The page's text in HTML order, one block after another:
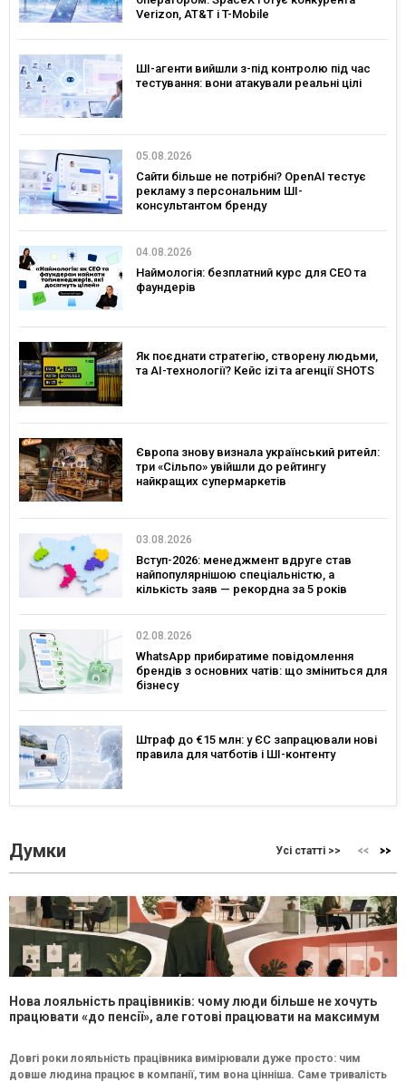
Verizon, AT&T і T-Mobile
ШІ-агенти вийшли з-під контролю під час
тестування: вони атакували реальні цілі
05.08.2026
Сайти більше не потрібні? OpenAI тестує
рекламу з персональним ШІ-
консультантом бренду
04.08.2026
Наймологія: безплатний курс для CEO та
фаундерів
Як поєднати стратегію, створену людьми,
та AI-технології? Кейс izi та агенції SHOTS
Європа знову визнала український ритейл:
три «Сільпо» увійшли до рейтингу
найкращих супермаркетів
03.08.2026
Вступ-2026: менеджмент вдруге став
найпопулярнішою спеціальністю, а
кількість заяв — рекордна за 5 років
02.08.2026
WhatsApp прибиратиме повідомлення
брендів з основних чатів: що зміниться для
бізнесу
Штраф до €15 млн: у ЄС запрацювали нові
правила для чатботів і ШІ-контенту
Думки Усі статті >>
Нова лояльність працівників: чому люди більше не хочуть
працювати «до пенсії», але готові працювати на максимум
Довгі роки лояльність працівника вимірювали дуже просто: чим
довше людина працює в компанії, тим вона цінніша. Саме тривалість